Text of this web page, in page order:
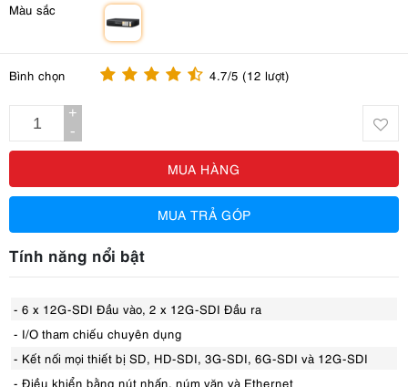
Màu sắc
Bình chọn 4.7/5 (12 lượt)
+
-
MUA HÀNG
MUA TRẢ GÓP
Tính năng nổi bật
- 6 x 12G-SDI Đầu vào, 2 x 12G-SDI Đầu ra
- I/O tham chiếu chuyên dụng
- Kết nối mọi thiết bị SD, HD-SDI, 3G-SDI, 6G-SDI và 12G-SDI
- Điều khiển bằng nút nhấn, núm vặn và Ethernet